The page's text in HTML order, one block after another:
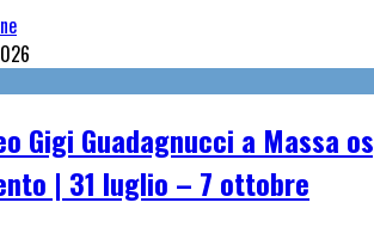
Gigi Guadagnucci a
| 31 luglio – 7 ottobre